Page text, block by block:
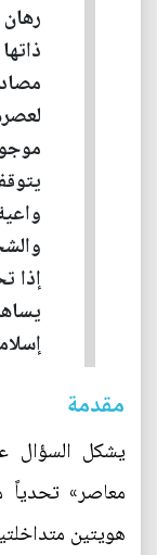
إذا
مقدمة
يشكل السؤال
معاصر» تحدياً
هويتين